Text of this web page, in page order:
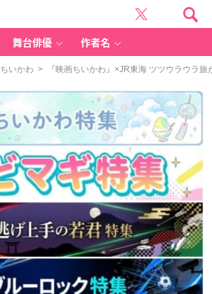
舞台俳優 作者名
ちいかわ > 『映画ちいかわ』×JR東海 ツツウラウラ